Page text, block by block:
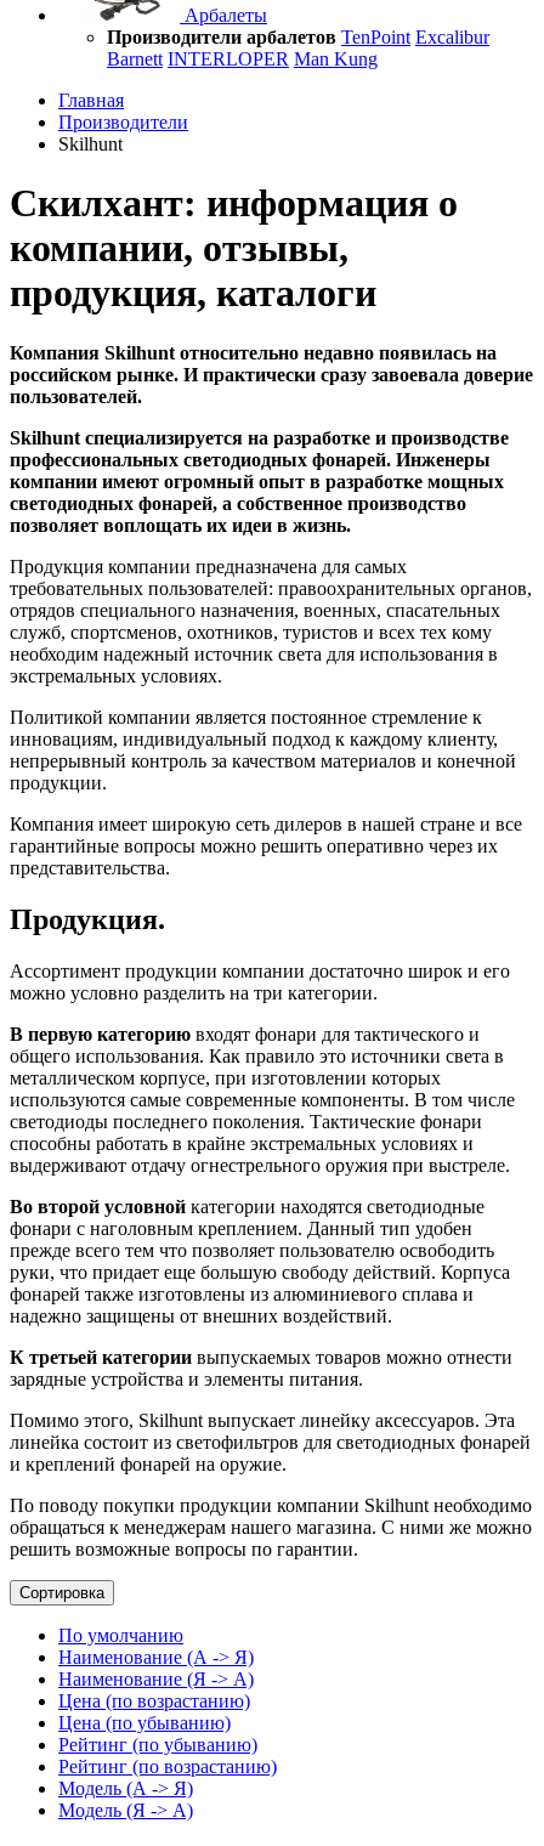
Арбалеты
Производители арбалетов TenPoint Excalibur
Barnett INTERLOPER Man Kung
Главная
Производители
Skilhunt
Скилхант: информация о
компании, отзывы,
продукция, каталоги
Компания Skilhunt относительно недавно появилась на
российском рынке. И практически сразу завоевала доверие
пользователей.
Skilhunt специализируется на разработке и производстве
профессиональных светодиодных фонарей. Инженеры
компании имеют огромный опыт в разработке мощных
светодиодных фонарей, а собственное производство
позволяет воплощать их идеи в жизнь.
Продукция компании предназначена для самых
требовательных пользователей: правоохранительных органов,
отрядов специального назначения, военных, спасательных
служб, спортсменов, охотников, туристов и всех тех кому
необходим надежный источник света для использования в
экстремальных условиях.
Политикой компании является постоянное стремление к
инновациям, индивидуальный подход к каждому клиенту,
непрерывный контроль за качеством материалов и конечной
продукции.
Компания имеет широкую сеть дилеров в нашей стране и все
гарантийные вопросы можно решить оперативно через их
представительства.
Продукция.
Ассортимент продукции компании достаточно широк и его
можно условно разделить на три категории.
В первую категорию входят фонари для тактического и
общего использования. Как правило это источники света в
металлическом корпусе, при изготовлении которых
используются самые современные компоненты. В том числе
светодиоды последнего поколения. Тактические фонари
способны работать в крайне экстремальных условиях и
выдерживают отдачу огнестрельного оружия при выстреле.
Во второй условной категории находятся светодиодные
фонари с наголовным креплением. Данный тип удобен
прежде всего тем что позволяет пользователю освободить
руки, что придает еще большую свободу действий. Корпуса
фонарей также изготовлены из алюминиевого сплава и
надежно защищены от внешних воздействий.
К третьей категории выпускаемых товаров можно отнести
зарядные устройства и элементы питания.
Помимо этого, Skilhunt выпускает линейку аксессуаров. Эта
линейка состоит из светофильтров для светодиодных фонарей
и креплений фонарей на оружие.
По поводу покупки продукции компании Skilhunt необходимо
обращаться к менеджерам нашего магазина. С ними же можно
решить возможные вопросы по гарантии.
Сортировка
По умолчанию
Наименование (А -> Я)
Наименование (Я -> А)
Цена (по возрастанию)
Цена (по убыванию)
Рейтинг (по убыванию)
Рейтинг (по возрастанию)
Модель (А -> Я)
Модель (Я -> А)